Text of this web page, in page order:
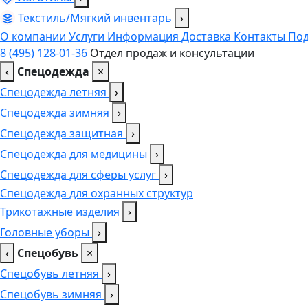
Текстиль/Мягкий инвентарь ›
О компании Услуги Информация Доставка Контакты
8 (495) 128-01-36 Отдел продаж и консультации
‹ Спецодежда
×
Спецодежда летняя ›
Спецодежда зимняя ›
Спецодежда защитная ›
Спецодежда для медицины ›
Спецодежда для сферы услуг ›
Спецодежда для охранных структур
Трикотажные изделия ›
Головные уборы ›
‹ Спецобувь ×
Спецобувь летняя ›
Спецобувь зимняя ›